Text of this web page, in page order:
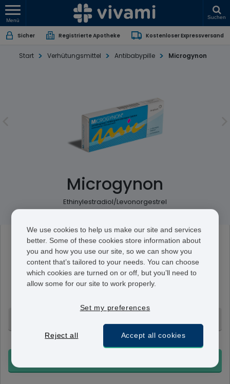
Menü
Suchen
Sicher Registrierte Apotheke Kostenloser Expressversand
Start Verhütungsmittel Antibabypille Microgynon
Microgynon
Ethinylestradiol/Levonorgestrel
Microgynon 30
30 µg/ 150 µg
Diese Tabletten enthalten jeweils 150 Mikrogramm
Levonorgestrel und 30 Mikrogramm Ethinylestradiol.
+ Ohne Voranmeldung
We use cookies to help us make our site and services
better. Some of these cookies store information about
you and how you use our site, so we can show you
content that’s tailored to your needs. You can choose
which cookies are turned on or off, but you’ll need to
allow some for our site to work properly.
Set my preferences
Reject all Accept all cookies